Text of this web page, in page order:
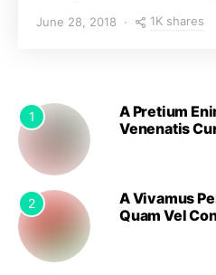
June 28, 2018 1K shares
1
A Pretium
Venenatis
2
A Vivamus
Quam Vel